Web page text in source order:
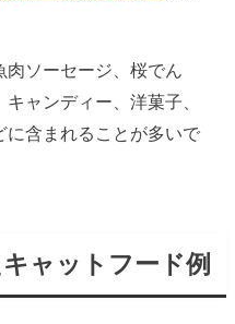
肉ソーセージ、桜でん
ャンディー、洋菓子、
に含まれることが多いで
ャットフード例